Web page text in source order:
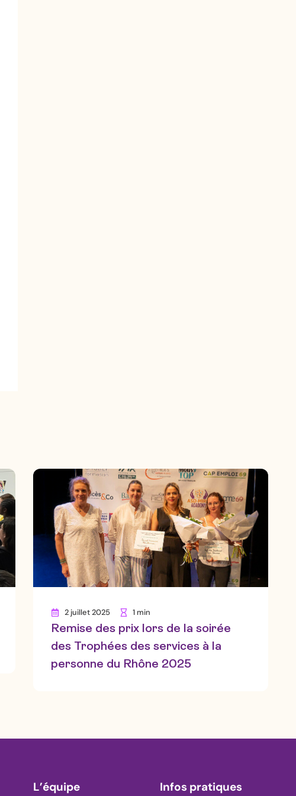
2 juillet 2025 1 min
Remise des prix lors de la soirée
des Trophées des services à la
personne du Rhône 2025
L’équipe Infos pratiques